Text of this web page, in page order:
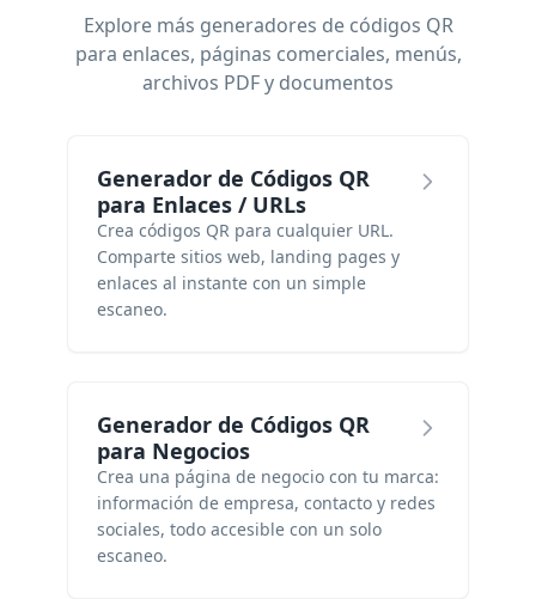
Explore más generadores de códigos QR
para enlaces, páginas comerciales, menús,
archivos PDF y documentos
Generador de Códigos QR
para Enlaces / URLs
Crea códigos QR para cualquier URL.
Comparte sitios web, landing pages y
enlaces al instante con un simple
escaneo.
Generador de Códigos QR
para Negocios
Crea una página de negocio con tu marca:
información de empresa, contacto y redes
sociales, todo accesible con un solo
escaneo.